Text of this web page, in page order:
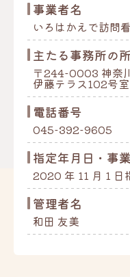
事業者名
いろはかえで訪問
主たる事務所の
〒244-0003 神奈
伊藤テラス102号室
電話番号
045-392-9605
指定年月日・事
2020 年 11 月 1
管理者名
和田 友美